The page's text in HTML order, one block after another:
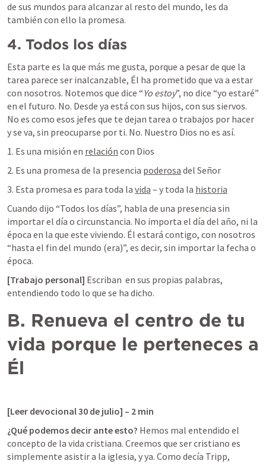
de sus mundos para alcanzar al resto del mundo, les da
también con ello la promesa.
4. Todos los días
Esta parte es la que más me gusta, porque a pesar de que la
tarea parece ser inalcanzable, Él ha prometido que va a estar
con nosotros. Notemos que dice “Yo estoy”, no dice “yo estaré”
en el futuro. No. Desde ya está con sus hijos, con sus siervos.
No es como esos jefes que te dejan tarea o trabajos por hacer
y se va, sin preocuparse por ti. No. Nuestro Dios no es así.
1. Es una misión en relación con Dios
2. Es una promesa de la presencia poderosa del Señor
3. Esta promesa es para toda la vida – y toda la historia
Cuando dijo “Todos los días”, habla de una presencia sin
importar el día o circunstancia. No importa el día del año, ni la
época en la que este viviendo. Él estará contigo, con nosotros
“hasta el fin del mundo (era)”, es decir, sin importar la fecha o
época.
[Trabajo personal] Escriban en sus propias palabras,
entendiendo todo lo que se ha dicho.
B. Renueva el centro de tu
vida porque le perteneces a
Él
[Leer devocional 30 de julio] – 2 min
¿Qué podemos decir ante esto? Hemos mal entendido el
concepto de la vida cristiana. Creemos que ser cristiano es
simplemente asistir a la iglesia, y ya. Como decía Tripp,